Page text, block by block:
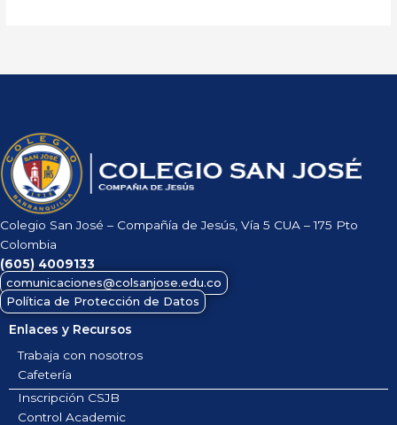
Colegio San José – Compañía de Jesús, Vía 5 CUA – 175 Pto
Colombia
(605) 4009133
comunicaciones@colsanjose.edu.co
Política de Protección de Datos
Enlaces y Recursos
Trabaja con nosotros
Cafetería
Inscripción CSJB
Control Academic